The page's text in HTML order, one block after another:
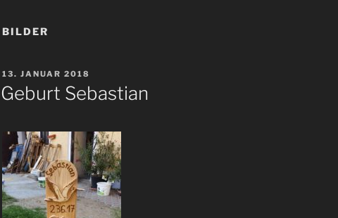
BILDER
VERÖFFENTLICHT
AM
13. JANUAR 2018
Geburt Sebastian